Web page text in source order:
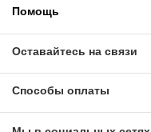
Помощь
Оставайтесь на связи
Способы оплаты